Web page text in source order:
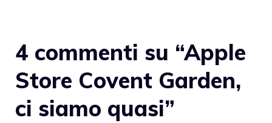
4 commenti su “Apple
Store Covent Garden,
ci siamo quasi”